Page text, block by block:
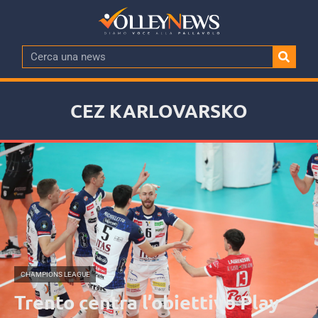
CEZ KARLOVARSKO
CHAMPIONS LEAGUE
Trento centra l’obiettivo Play